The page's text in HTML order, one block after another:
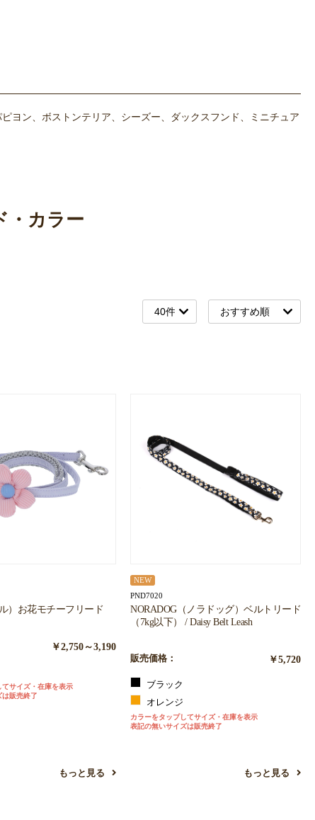
ヨン、ボストンテリア、シーズー、ダックスフンド、ミニチュア
・カラー
）お花モチーフリード
￥2,750～3,190
てサイズ・在庫を表示
販売終了
もっと見る
NEW
PND7020
NORADOG（ノラドッグ）ベルトリード
（7kg以下） / Daisy Belt Leash
販売価格： ￥5,720
ブラック
オレンジ
カラーをタップしてサイズ・在庫を表示
表記の無いサイズは販売終了
もっと見る